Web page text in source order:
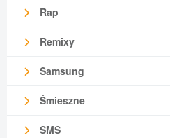
Rap
Remixy
Samsung
Śmieszne
SMS